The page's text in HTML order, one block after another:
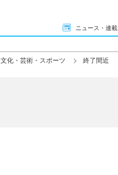
ニュース・連載
文化・芸術・スポーツ 終了間近